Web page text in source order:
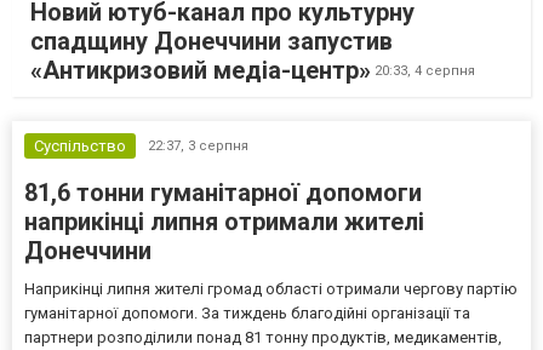
Новий ютуб-канал про культурну
спадщину Донеччини запустив
«Антикризовий медіа-центр» 20:33, 4 серпня
Суспільство 22:37, 3 серпня
81,6 тонни гуманітарної допомоги
наприкінці липня отримали жителі
Донеччини
Наприкінці липня жителі громад області отримали чергову партію
гуманітарної допомоги. За тиждень благодійні організації та
партнери розподілили понад 81 тонну продуктів, медикаментів,